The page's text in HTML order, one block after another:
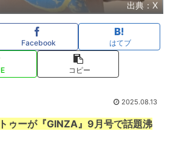
出典：X
Facebook はてブ
コピー
2025.08.13
ゥーが『GINZA』9月号で話題沸